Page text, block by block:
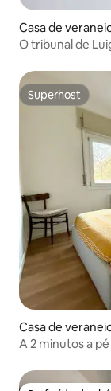
Casa de
O tribunal de
Superhost
Superhost
Casa de
A 2 minutos a